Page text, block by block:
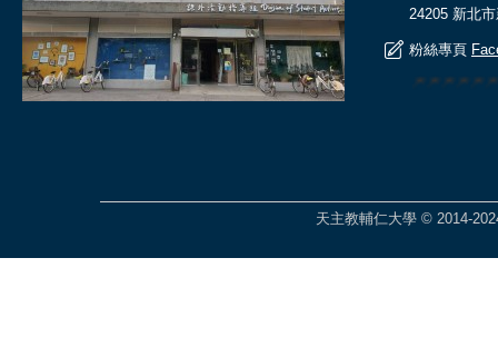
24205 新北
粉絲專頁
天主教輔仁大學 © 2014-